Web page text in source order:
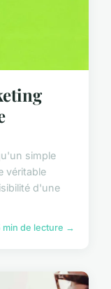
simple
véritable
d'une
min de lecture →